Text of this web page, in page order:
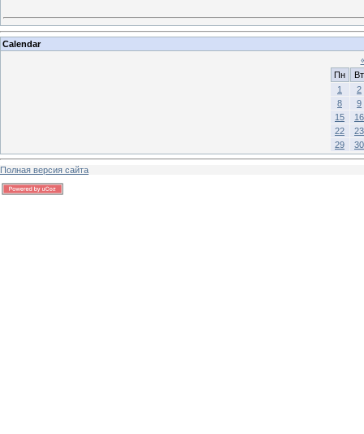
Calendar
Пн
Вт
1
2
8
9
15
16
22
23
29
30
Полная версия сайта